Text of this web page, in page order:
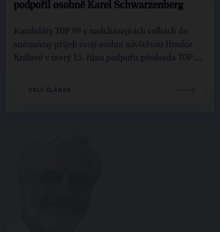
podpořil osobně Karel Schwarzenberg
Kandidáty TOP 09 v nadcházejících volbách do
sněmovny přijeli svojí osobní návštěvou Hradce
Králové v úterý 15. října podpořit předseda TOP ...
CELÝ ČLÁNEK